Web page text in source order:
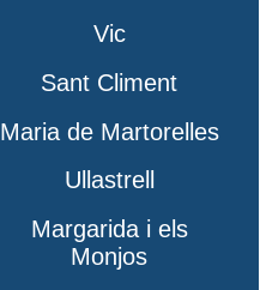
Vic
Sant Climent
Maria de Martorelles
Ullastrell
Margarida i els
Monjos